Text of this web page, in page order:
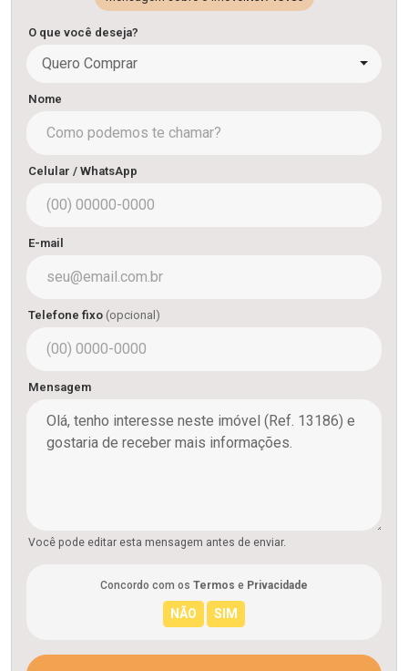
O que você deseja?
Quero Comprar
Nome
Celular / WhatsApp
E-mail
Telefone fixo (opcional)
Mensagem
Você pode editar esta mensagem antes de enviar.
Concordo com os Termos e Privacidade